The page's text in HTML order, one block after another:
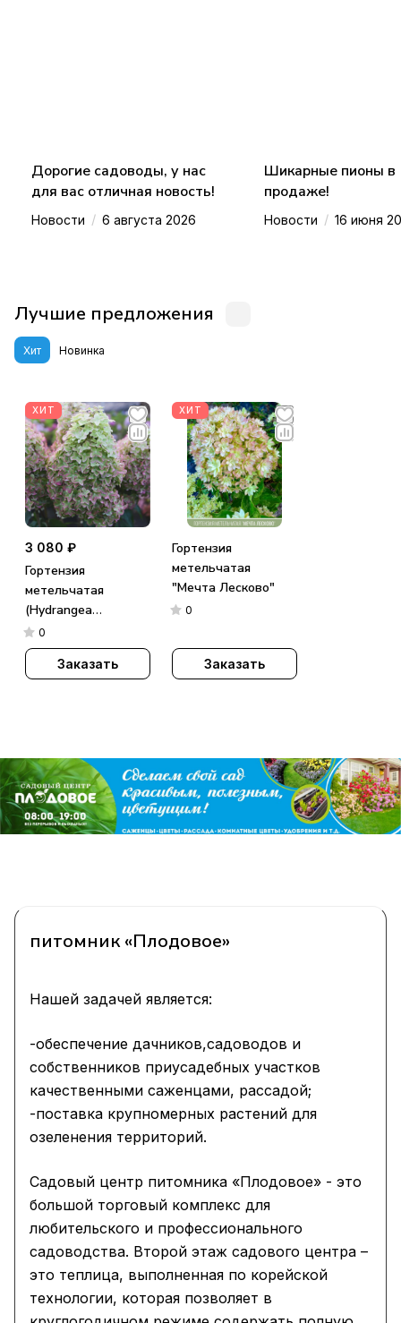
Дорогие садоводы, у нас
для вас отличная новость!
Новости / 6 августа 2026
Шикарные пионы в
продаже!
Новости / 16 июня
Лучшие предложения
Хит Новинка
ХИТ
3 080 ₽
Гортензия
метельчатая
(Hydrangea
paniculata)
«Metallica»
0
Заказать
ХИТ
Гортензия
метельчатая
"Мечта Лесково"
0
Заказать
питомник «Плодовое»
Нашей задачей является:
-обеспечение дачников,садоводов и
собственников приусадебных участков
качественными саженцами, рассадой;
-поставка крупномерных растений для
озеленения территорий.
Садовый центр питомника «Плодовое» - это
большой торговый комплекс для
любительского и профессионального
садоводства. Второй этаж садового центра –
это теплица, выполненная по корейской
технологии, которая позволяет в